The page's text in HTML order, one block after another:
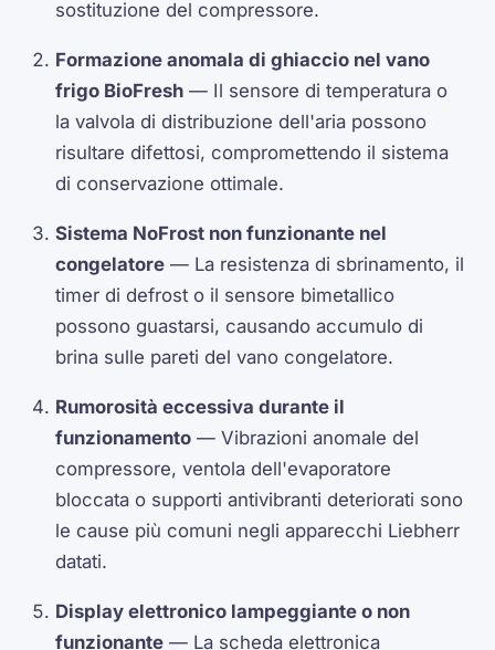
sostituzione del compressore.
Formazione anomala di ghiaccio nel vano
frigo BioFresh — Il sensore di temperatura o
la valvola di distribuzione dell'aria possono
risultare difettosi, compromettendo il sistema
di conservazione ottimale.
Sistema NoFrost non funzionante nel
congelatore — La resistenza di sbrinamento, il
timer di defrost o il sensore bimetallico
possono guastarsi, causando accumulo di
brina sulle pareti del vano congelatore.
Rumorosità eccessiva durante il
funzionamento — Vibrazioni anomale del
compressore, ventola dell'evaporatore
bloccata o supporti antivibranti deteriorati sono
le cause più comuni negli apparecchi Liebherr
datati.
Display elettronico lampeggiante o non
funzionante — La scheda elettronica